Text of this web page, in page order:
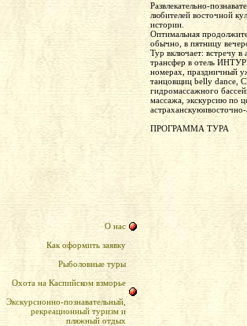
Развлекательно-
любителей восточной
истории.
Оптимальная
обычно, в пятницу
Тур включает: встречу в
трансфер в отель
номерах, праздничный
танцовщиц belly dance,
гидромассажного
массажа, экскурсию по
ПРОГРАММА ТУРА
О нас
Как оформить заявку
Рыболовные туры
Охота на Каспийском взморье
Экскурсионно-познавательный,
рекреационный туризм и
пляжный отдых